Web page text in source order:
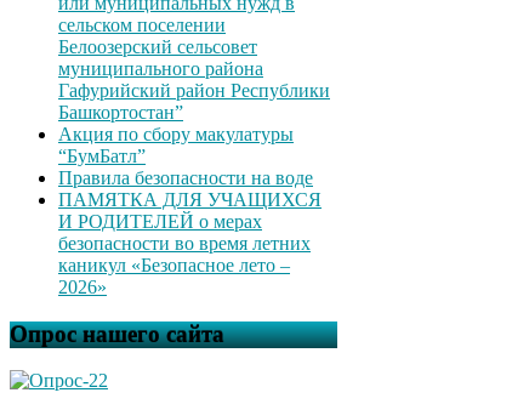
сельском поселении
Белоозерский сельсовет
муниципального района
Гафурийский район Республики
Башкортостан”
Акция по сбору макулатуры
“БумБатл”
Правила безопасности на воде
ПАМЯТКА ДЛЯ УЧАЩИХСЯ
И РОДИТЕЛЕЙ о мерах
безопасности во время летних
каникул «Безопасное лето –
2026»
Опрос нашего сайта